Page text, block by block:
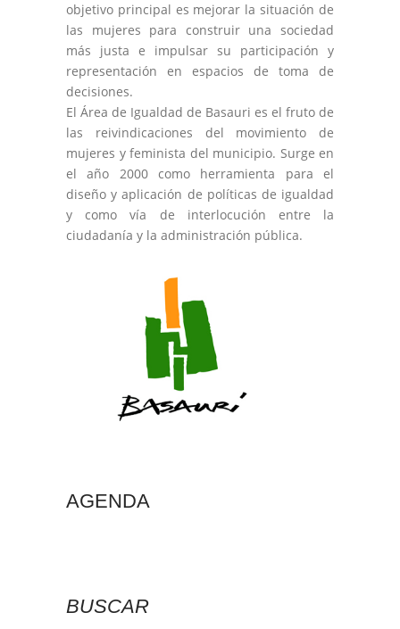
objetivo principal es mejorar la situación de
las mujeres para construir una sociedad
más justa e impulsar su participación y
representación en espacios de toma de
decisiones.
El Área de Igualdad de Basauri es el fruto de
las reivindicaciones del movimiento de
mujeres y feminista del municipio. Surge en
el año 2000 como herramienta para el
diseño y aplicación de políticas de igualdad
y como vía de interlocución entre la
ciudadanía y la administración pública.
AGENDA
BUSCAR